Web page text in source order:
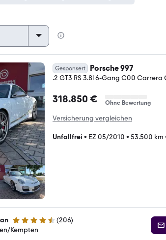
Gesponsert Porsche 997
.2 GT3 RS 3.8l 6-Gang C00 Carrera
318.850 € Ohne Bewertung
Versicherung vergleichen
Unfallfrei • EZ 05/2010 • 53.500 km
4.6 Sterne (206)
Kempten